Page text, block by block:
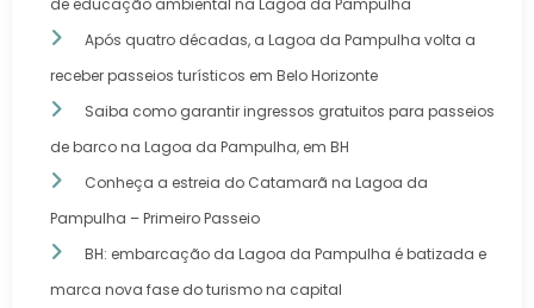
de educação ambiental na Lagoa da Pampulha
Após quatro décadas, a Lagoa da Pampulha volta a
receber passeios turísticos em Belo Horizonte
Saiba como garantir ingressos gratuitos para passeios
de barco na Lagoa da Pampulha, em BH
Conheça a estreia do Catamarã na Lagoa da
Pampulha – Primeiro Passeio
BH: embarcação da Lagoa da Pampulha é batizada e
marca nova fase do turismo na capital